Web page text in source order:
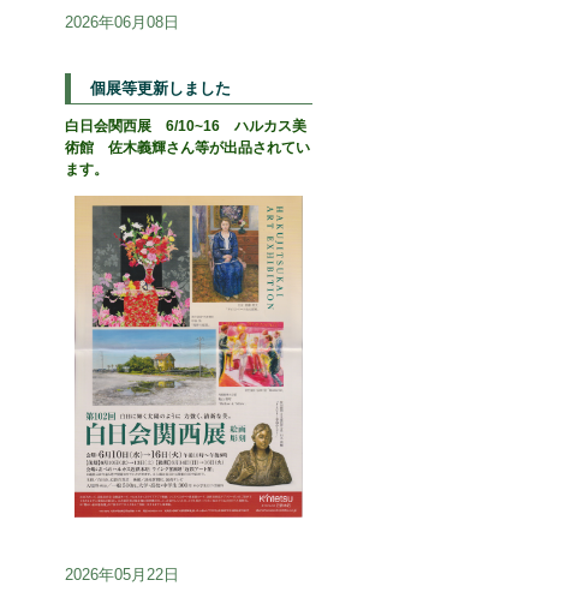
2026年06月08日
個展等更新しました
白日会関西展 6/10~16 ハルカス美
術館 佐木義輝さん等が出品されてい
ます。
2026年05月22日